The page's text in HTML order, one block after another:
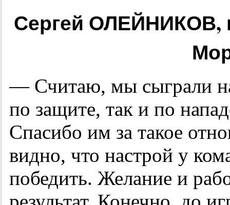
Сергей ОЛЕЙНИКОВ,
— Считаю, мы сыграли
по защите, так и по
Спасибо им за такое
видно, что настрой у
победить. Желание и